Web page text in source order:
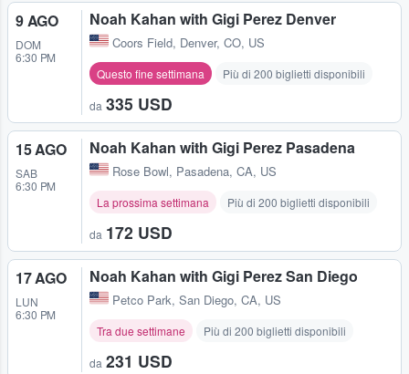
9 AGO
DOM
6:30 PM
Noah Kahan with Gigi Perez Denver
Coors Field, Denver, CO, US
Questo fine settimana Più di 200 biglietti disponibili
da 335 USD
15 AGO
SAB
6:30 PM
Noah Kahan with Gigi Perez Pasadena
Rose Bowl, Pasadena, CA, US
La prossima settimana Più di 200 biglietti disponibili
da 172 USD
17 AGO
LUN
6:30 PM
Noah Kahan with Gigi Perez San Diego
Petco Park, San Diego, CA, US
Tra due settimane Più di 200 biglietti disponibili
da 231 USD